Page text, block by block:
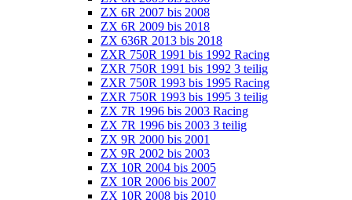
ZX 6R 2007 bis 2008
ZX 6R 2009 bis 2018
ZX 636R 2013 bis 2018
ZXR 750R 1991 bis 1992 Racing
ZXR 750R 1991 bis 1992 3 teilig
ZXR 750R 1993 bis 1995 Racing
ZXR 750R 1993 bis 1995 3 teilig
ZX 7R 1996 bis 2003 Racing
ZX 7R 1996 bis 2003 3 teilig
ZX 9R 2000 bis 2001
ZX 9R 2002 bis 2003
ZX 10R 2004 bis 2005
ZX 10R 2006 bis 2007
ZX 10R 2008 bis 2010